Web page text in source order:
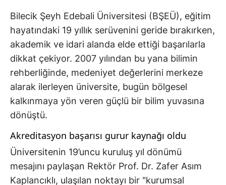
Bilecik Şeyh Edebali Üniversitesi (BŞEÜ), eğitim
hayatındaki 19 yıllık serüvenini geride bırakırken,
akademik ve idari alanda elde ettiği başarılarla
dikkat çekiyor. 2007 yılından bu yana bilimin
rehberliğinde, medeniyet değerlerini merkeze
alarak ilerleyen üniversite, bugün bölgesel
kalkınmaya yön veren güçlü bir bilim yuvasına
dönüştü.
Akreditasyon başarısı gurur kaynağı oldu
Üniversitenin 19’uncu kuruluş yıl dönümü
mesajını paylaşan Rektör Prof. Dr. Zafer Asım
Kaplancıklı, ulaşılan noktayı bir "kurumsal